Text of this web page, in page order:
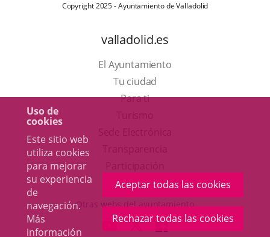
Uso de
cookies
Este sitio web
utiliza cookies
para mejorar
su experiencia
de
navegación.
Más
información
Aceptar todas las cookies
Rechazar todas las cookies
Copyright 2025 - Ayuntamiento de Valladolid
valladolid.es
El Ayuntamiento
Tu ciudad
Para ti
en
una
ventana
nueva.
aplicación
externa.
Otras webs del ayuntamiento
ENLACEENLACEENLACE